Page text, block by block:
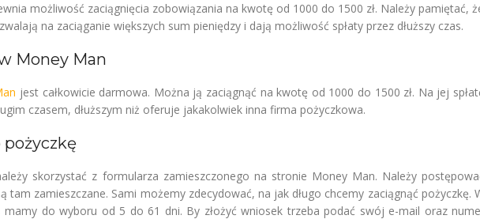
możliwość zaciągnięcia zobowiązania na kwotę od 1000 do 1500 zł. Należy pamiętać,
na zaciąganie większych sum pieniędzy i dają możliwość spłaty przez dłuższy czas.
Money Man
jest całkowicie darmowa. Można ją zaciągnąć na kwotę od 1000 do 1500 zł. Na jej
czasem, dłuższym niż oferuje jakakolwiek inna firma pożyczkowa.
pożyczkę
skorzystać z formularza zamieszczonego na stronie Money Man. Należy
tam zamieszczane. Sami możemy zdecydować, na jak długo chcemy zaciągnąć pożyczkę.
mamy do wyboru od 5 do 61 dni. By złożyć wniosek trzeba podać swój e-mail oraz